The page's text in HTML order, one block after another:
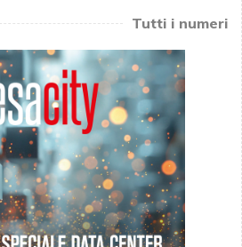
Tutti i numeri